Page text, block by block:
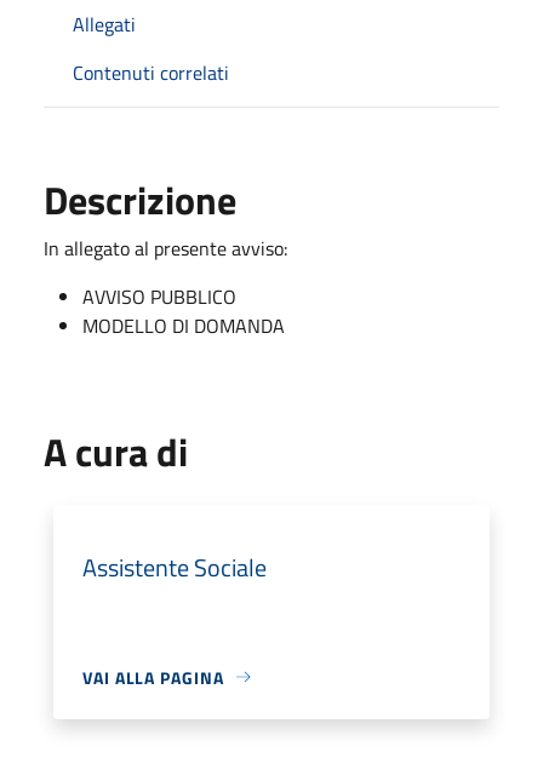
Allegati
Contenuti correlati
Descrizione
In allegato al presente avviso:
AVVISO PUBBLICO
MODELLO DI DOMANDA
A cura di
Assistente Sociale
VAI ALLA PAGINA